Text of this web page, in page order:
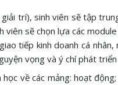
trí), sinh viên sẽ tập
sẽ chọn lựa các
tiếp kinh doanh cá
vọng và ý chí phát triển
về các mảng: hoạt